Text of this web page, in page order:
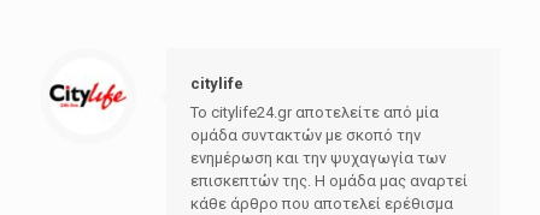
citylife
Το citylife24.gr αποτελείτε από μία
ομάδα συντακτών με σκοπό την
ενημέρωση και την ψυχαγωγία των
επισκεπτών της. Η ομάδα μας αναρτεί
κάθε άρθρο που αποτελεί ερέθισμα